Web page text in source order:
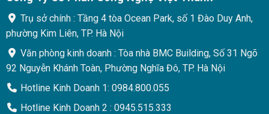
Trụ sở chính : Tầng 4 tòa Ocean Park, số 1 Đào Duy Anh,
phường Kim Liên, TP. Hà Nội
Văn phòng kinh doanh : Tòa nhà BMC Building, Số 31 Ngõ
92 Nguyễn Khánh Toàn, Phường Nghĩa Đô, TP. Hà Nội
Hotline Kinh Doanh 1: 0984.800.055
Hotline Kinh Doanh 2 : 0945.515.333